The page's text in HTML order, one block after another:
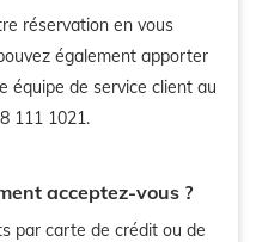
réservation en vous
également apporter
équipe de service client au
111 1021.
acceptez-vous ?
par carte de crédit ou de